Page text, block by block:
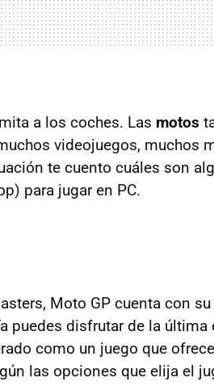
a los coches. Las motos
videojuegos, muchos
te cuento cuáles son
para jugar en PC.
Moto GP cuenta con
puedes disfrutar de la última
como un juego que
las opciones que elija el